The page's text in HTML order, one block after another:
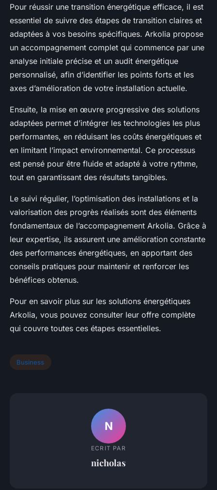
Pour réussir une transition énergétique efficace, il est
essentiel de suivre des étapes de transition claires et
adaptées à vos besoins spécifiques. Arkolia propose
un accompagnement complet qui commence par une
analyse initiale précise et un audit énergétique
personnalisé, afin d’identifier les points forts et les
axes d’amélioration de votre installation actuelle.
Ensuite, la mise en œuvre progressive des solutions
adaptées permet d’intégrer les technologies les plus
performantes, en réduisant les coûts énergétiques et
en limitant l’impact environnemental. Ce processus
est pensé pour être fluide et adapté à votre rythme,
tout en garantissant des résultats tangibles.
Le suivi régulier, l’optimisation des installations et la
valorisation des progrès réalisés sont des éléments
fondamentaux de l’accompagnement Arkolia. Grâce à
leur expertise, ils assurent une amélioration constante
des performances énergétiques, en apportant des
conseils pratiques pour maintenir et renforcer les
bénéfices obtenus.
Pour en savoir plus sur les solutions énergétiques
Arkolia, vous pouvez consulter leur offre complète
qui couvre toutes ces étapes essentielles.
Business
N
ECRIT PAR
nicholas